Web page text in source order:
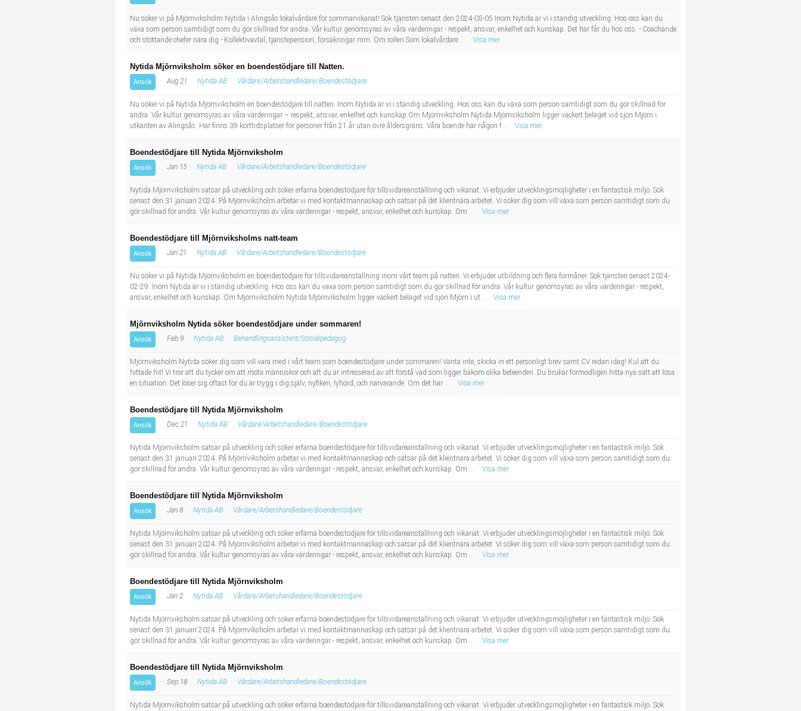
Nu söker vi på Mjörnviksholm Nytida i Alingsås lokalvårdare för sommarvikariat! Sök tjänsten senast den 2024-05-05 Inom Nytida är vi i ständig utveckling. Hos oss kan du
växa som person samtidigt som du gör skillnad för andra. Vår kultur genomsyras av våra värderingar - respekt, ansvar, enkelhet och kunskap. Det här får du hos oss: - Coachande
och stöttande chefer nära dig - Kollektivavtal, tjänstepension, försäkringar mm. Om rollen Som lokalvårdare ...
Visa mer
Nytida Mjörnviksholm söker en boendestödjare till Natten.
Ansök Aug 21 Nytida AB Vårdare/Arbetshandledare/Boendestödjare
Nu söker vi på Nytida Mjörnviksholm en boendestödjare till natten. Inom Nytida är vi i ständig utveckling. Hos oss kan du växa som person samtidigt som du gör skillnad för
andra. Vår kultur genomsyras av våra värderingar – respekt, ansvar, enkelhet och kunskap.Om Mjörnviksholm Nytida Mjörnviksholm ligger vackert beläget vid sjön Mjörn i
utkanten av Alingsås. Här finns 39 korttidsplatser för personer från 21 år utan övre åldersgräns. Våra boende har någon f...
Visa mer
Boendestödjare till Nytida Mjörnviksholm
Ansök Jan 15 Nytida AB Vårdare/Arbetshandledare/Boendestödjare
Nytida Mjörnviksholm satsar på utveckling och söker erfarna boendestödjare för tillsvidareanställning och vikariat. Vi erbjuder utvecklingsmöjligheter i en fantastisk miljö. Sök
senast den 31 januari 2024. På Mjörnviksholm arbetar vi med kontaktmannaskap och satsar på det klientnära arbetet. Vi söker dig som vill växa som person samtidigt som du
gör skillnad för andra. Vår kultur genomsyras av våra värderingar - respekt, ansvar, enkelhet och kunskap. Om ...
Visa mer
Boendestödjare till Mjörnviksholms natt-team
Ansök Jan 21 Nytida AB Vårdare/Arbetshandledare/Boendestödjare
Nu söker vi på Nytida Mjörnviksholm en boendestödjare för tillsvidareanställning inom vårt team på natten. Vi erbjuder utbildning och flera förmåner. Sök tjänsten senast 2024-
02-29. Inom Nytida är vi i ständig utveckling. Hos oss kan du växa som person samtidigt som du gör skillnad för andra. Vår kultur genomsyras av våra värderingar - respekt,
ansvar, enkelhet och kunskap. Om Mjörnviksholm Nytida Mjörnviksholm ligger vackert beläget vid sjön Mjörn i ut...
Visa mer
Mjörnviksholm Nytida söker boendestödjare under sommaren!
Ansök Feb 9 Nytida AB Behandlingsassistent/Socialpedagog
Mjörnviksholm Nytida söker dig som vill vara med i vårt team som boendestödjare under sommaren! Vänta inte, skicka in ett personligt brev samt CV redan idag! Kul att du
hittade hit! Vi tror att du tycker om att möta människor och att du är intresserad av att förstå vad som ligger bakom olika beteenden. Du brukar förmodligen hitta nya sätt att lösa
en situation. Det löser sig oftast för du är trygg i dig själv, nyfiken, lyhörd, och närvarande. Om det här ...
Visa mer
Boendestödjare till Nytida Mjörnviksholm
Ansök Dec 21 Nytida AB Vårdare/Arbetshandledare/Boendestödjare
Nytida Mjörnviksholm satsar på utveckling och söker erfarna boendestödjare för tillsvidareanställning och vikariat. Vi erbjuder utvecklingsmöjligheter i en fantastisk miljö. Sök
senast den 31 januari 2024. På Mjörnviksholm arbetar vi med kontaktmannaskap och satsar på det klientnära arbetet. Vi söker dig som vill växa som person samtidigt som du
gör skillnad för andra. Vår kultur genomsyras av våra värderingar - respekt, ansvar, enkelhet och kunskap. Om ...
Visa mer
Boendestödjare till Nytida Mjörnviksholm
Ansök Jan 8 Nytida AB Vårdare/Arbetshandledare/Boendestödjare
Nytida Mjörnviksholm satsar på utveckling och söker erfarna boendestödjare för tillsvidareanställning och vikariat. Vi erbjuder utvecklingsmöjligheter i en fantastisk miljö. Sök
senast den 31 januari 2024. På Mjörnviksholm arbetar vi med kontaktmannaskap och satsar på det klientnära arbetet. Vi söker dig som vill växa som person samtidigt som du
gör skillnad för andra. Vår kultur genomsyras av våra värderingar - respekt, ansvar, enkelhet och kunskap. Om ...
Visa mer
Boendestödjare till Nytida Mjörnviksholm
Ansök Jan 2 Nytida AB Vårdare/Arbetshandledare/Boendestödjare
Nytida Mjörnviksholm satsar på utveckling och söker erfarna boendestödjare för tillsvidareanställning och vikariat. Vi erbjuder utvecklingsmöjligheter i en fantastisk miljö. Sök
senast den 31 januari 2024. På Mjörnviksholm arbetar vi med kontaktmannaskap och satsar på det klientnära arbetet. Vi söker dig som vill växa som person samtidigt som du
gör skillnad för andra. Vår kultur genomsyras av våra värderingar - respekt, ansvar, enkelhet och kunskap. Om ...
Visa mer
Boendestödjare till Nytida Mjörnviksholm
Ansök Sep 18 Nytida AB Vårdare/Arbetshandledare/Boendestödjare
Nytida Mjörnviksholm satsar på utveckling och söker erfarna boendestödjare för tillsvidareanställning och vikariat. Vi erbjuder utvecklingsmöjligheter i en fantastisk miljö. Sök